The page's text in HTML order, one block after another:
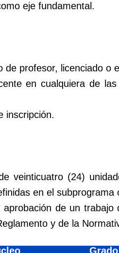
eje fundamental.
profesor, licenciado o
en cualquiera de
inscripción.
veinticuatro (24)
en el subprograma
aprobación de un
y de la